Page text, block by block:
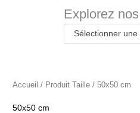
Explorez
Sélectionner une
Accueil / Produit Taille / 50x50 cm
50x50 cm